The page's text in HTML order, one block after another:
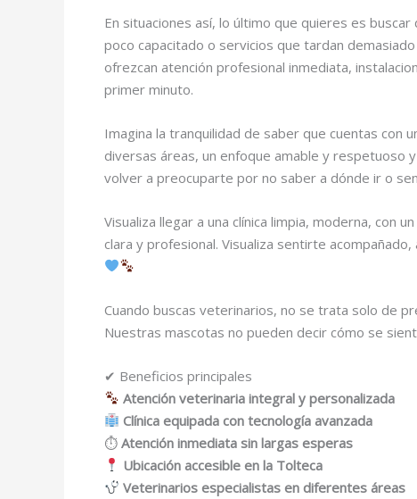
En situaciones así, lo último que quieres es
poco capacitado o servicios que tardan
ofrezcan atención profesional inmediata,
primer minuto.
Imagina la tranquilidad de saber que cuentas con
diversas áreas, un enfoque amable y respetuoso
volver a preocuparte por no saber a dónde ir o
Visualiza llegar a una clínica limpia, moderna, con
clara y profesional. Visualiza sentirte
Cuando buscas veterinarios, no se trata solo de
Nuestras mascotas no pueden decir cómo se
✔ Beneficios principales
Atención veterinaria integral y personalizada
Clínica equipada con tecnología avanzada
⏱ Atención inmediata sin largas esperas
Ubicación accesible en la Tolteca
Veterinarios especialistas en diferentes áreas